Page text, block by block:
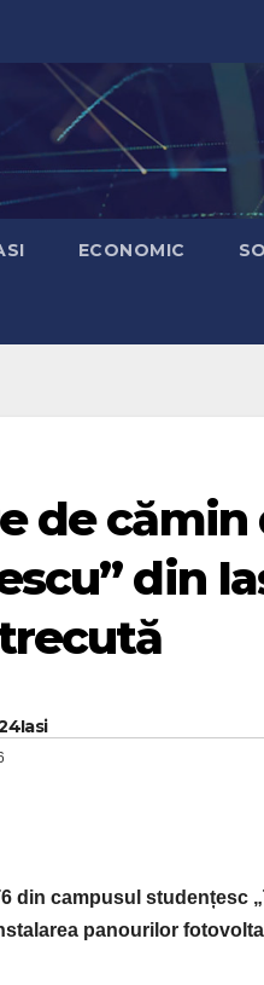
ECONOMIC
de
din
din campusul studențesc
panourilor